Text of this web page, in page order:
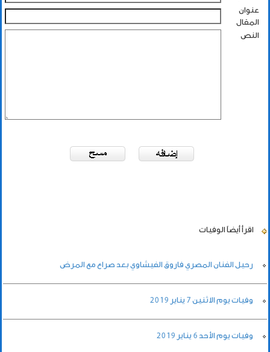
عنوان
المقال
النص
اقرأ أيضاً الوفيات
رحيل الفنان المصري فاروق الفيشاوي بعد صراع مع المرض
وفيات يوم الاثنين 7 يناير 2019
وفيات يوم الأحد 6 يناير 2019